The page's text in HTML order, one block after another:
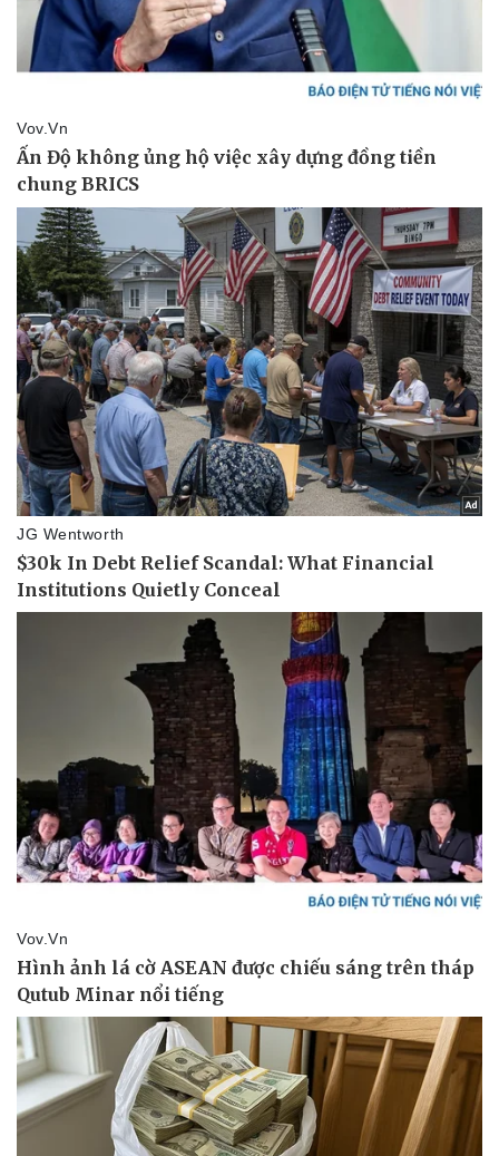
Pháp luật
Vụ án
Tin nóng
Tư vấn luật
Quân sự - Quốc phòng
Việt Nam
Phân tích